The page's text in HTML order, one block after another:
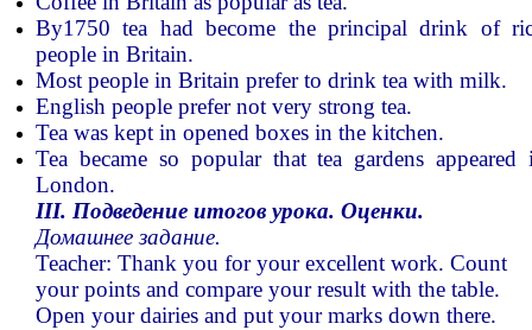
By1750 tea had become the principal drink of
people in Britain.
Most people in Britain prefer to drink tea with milk.
English people prefer not very strong tea.
Tea was kept in opened boxes in the kitchen.
Tea became so popular that tea gardens appeared
London.
III. Подведение итогов урока. Оценки.
Домашнее задание.
Teacher: Thank you for your excellent work. Count
your points and compare your result with the table.
Open your dairies and put your marks down there.